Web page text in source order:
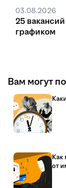
03.08.2026
25
графиком
Вам могут
Как
от